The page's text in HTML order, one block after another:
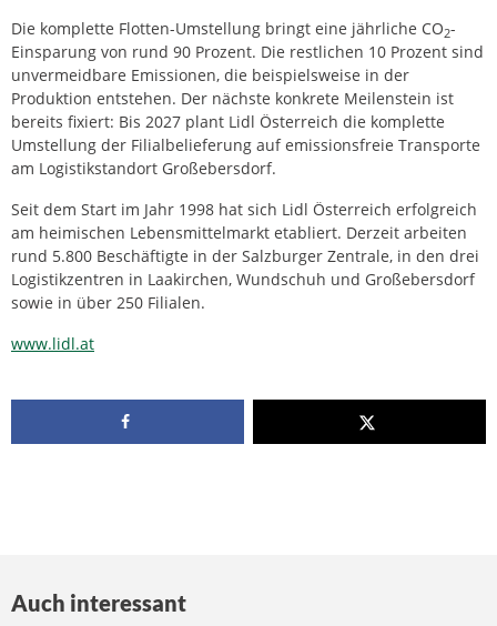
Die komplette Flotten-Umstellung bringt eine jährliche CO2-
Einsparung von rund 90 Prozent. Die restlichen 10 Prozent sind
unvermeidbare Emissionen, die beispielsweise in der
Produktion entstehen. Der nächste konkrete Meilenstein ist
bereits fixiert: Bis 2027 plant Lidl Österreich die komplette
Umstellung der Filialbelieferung auf emissionsfreie Transporte
am Logistikstandort Großebersdorf.
Seit dem Start im Jahr 1998 hat sich Lidl Österreich erfolgreich
am heimischen Lebensmittelmarkt etabliert. Derzeit arbeiten
rund 5.800 Beschäftigte in der Salzburger Zentrale, in den drei
Logistikzentren in Laakirchen, Wundschuh und Großebersdorf
sowie in über 250 Filialen.
www.lidl.at
Auch interessant